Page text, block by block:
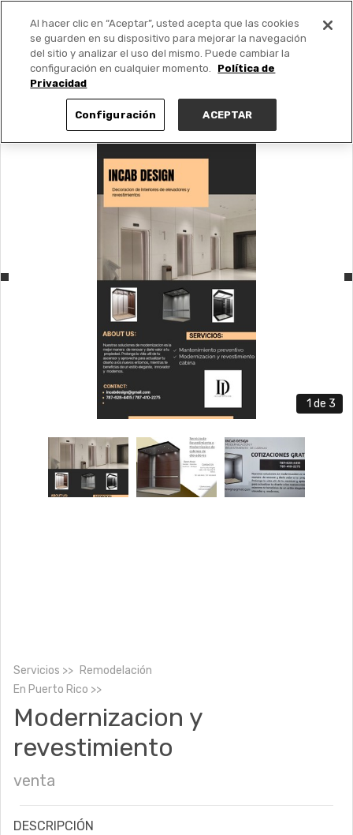
PUBLICA GRATIS +
1 de 3
Servicios
Remodelación
En Puerto Rico
Modernizacion y
revestimiento
venta
DESCRIPCIÓN
Al hacer clic en “Aceptar”, usted acepta que las cookies
se guarden en su dispositivo para mejorar la navegación
del sitio y analizar el uso del mismo. Puede cambiar la
configuración en cualquier momento.
Política de
Privacidad
Configuración ACEPTAR